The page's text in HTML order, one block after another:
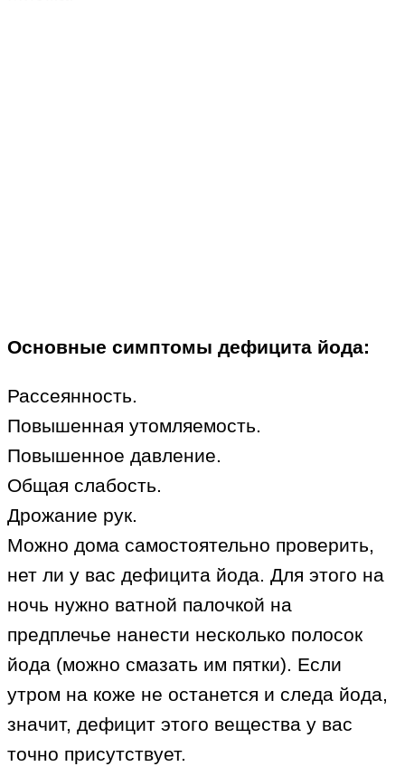
Основные симптомы дефицита йода:
Рассеянность.
Повышенная утомляемость.
Повышенное давление.
Общая слабость.
Дрожание рук.
Можно дома самостоятельно проверить,
нет ли у вас дефицита йода. Для этого на
ночь нужно ватной палочкой на
предплечье нанести несколько полосок
йода (можно смазать им пятки). Если
утром на коже не останется и следа йода,
значит, дефицит этого вещества у вас
точно присутствует.